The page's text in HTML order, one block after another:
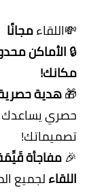
💸اللقاءمجانًا
🔒الأماكن
مكانك!
🎁هدية
حصري
تصميماتك!
🎉مفاجأة
اللقاءلجميع